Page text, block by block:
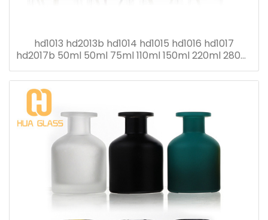
hd1013 hd2013b hd1014 hd1015 hd1016 hd1017
hd2017b 50ml 50ml 75ml 110ml 150ml 220ml 280ml
flacon diffuseur roseau